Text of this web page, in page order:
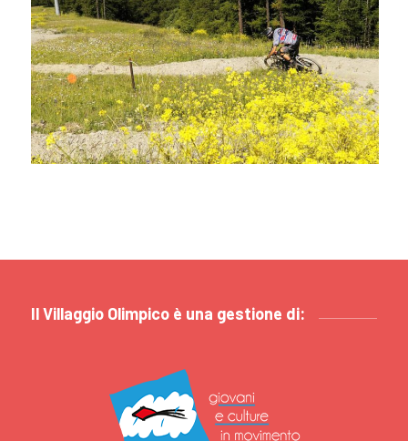
Il Villaggio Olimpico è una gestione di: